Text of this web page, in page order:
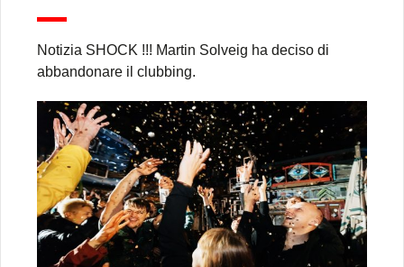
Notizia SHOCK !!! Martin Solveig ha deciso di
abbandonare il clubbing.